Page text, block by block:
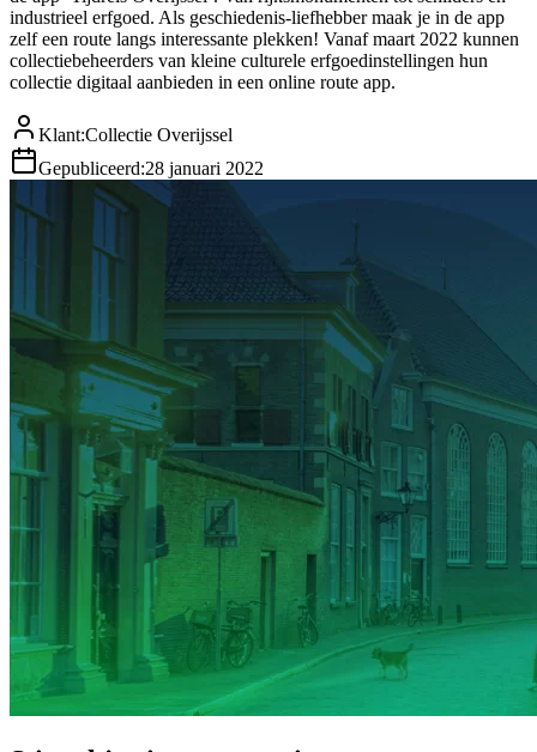
industrieel erfgoed. Als geschiedenis-liefhebber maak je in de app
zelf een route langs interessante plekken! Vanaf maart 2022 kunnen
collectiebeheerders van kleine culturele erfgoedinstellingen hun
collectie digitaal aanbieden in een online route app.
Klant:Collectie Overijssel
Gepubliceerd:28 januari 2022